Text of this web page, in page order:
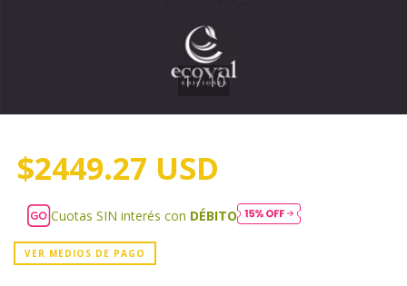
1/10
$2449.27 USD
Cuotas SIN interés con DÉBITO
VER MEDIOS DE PAGO